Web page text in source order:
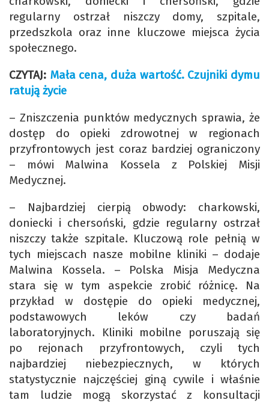
regularny ostrzał niszczy domy, szpitale,
przedszkola oraz inne kluczowe miejsca życia
społecznego.
CZYTAJ: Mała cena, duża wartość. Czujniki dymu
ratują życie
– Zniszczenia punktów medycznych sprawia, że
dostęp do opieki zdrowotnej w regionach
przyfrontowych jest coraz bardziej ograniczony
– mówi Malwina Kossela z Polskiej Misji
Medycznej.
– Najbardziej cierpią obwody: charkowski,
doniecki i chersoński, gdzie regularny ostrzał
niszczy także szpitale. Kluczową role pełnią w
tych miejscach nasze mobilne kliniki – dodaje
Malwina Kossela. – Polska Misja Medyczna
stara się w tym aspekcie zrobić różnicę. Na
przykład w dostępie do opieki medycznej,
podstawowych leków czy badań
laboratoryjnych. Kliniki mobilne poruszają się
po rejonach przyfrontowych, czyli tych
najbardziej niebezpiecznych, w których
statystycznie najczęściej giną cywile i właśnie
tam ludzie mogą skorzystać z konsultacji